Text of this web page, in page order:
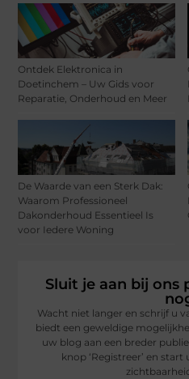
Ontdek Elektronica in
Doetinchem – Uw Gids voor
Reparatie, Onderhoud en Meer
De Waarde van een Sterk Dak:
Waarom Professioneel
Dakonderhoud Essentieel Is
voor Iedere Woning
Sluit je aan bij ons
Wacht niet langer en schrijf u
biedt een geweldige
uw blog aan een breder
knop ‘Registreer’ en